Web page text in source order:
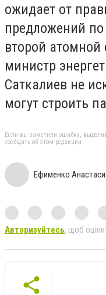
ожидает от
предложений по
второй
министр
Саткалиев не
могут строить
Если вы заметили ошибку,
сообщить об этом редакции
Ефименко
Авторизуйтесь, щоб